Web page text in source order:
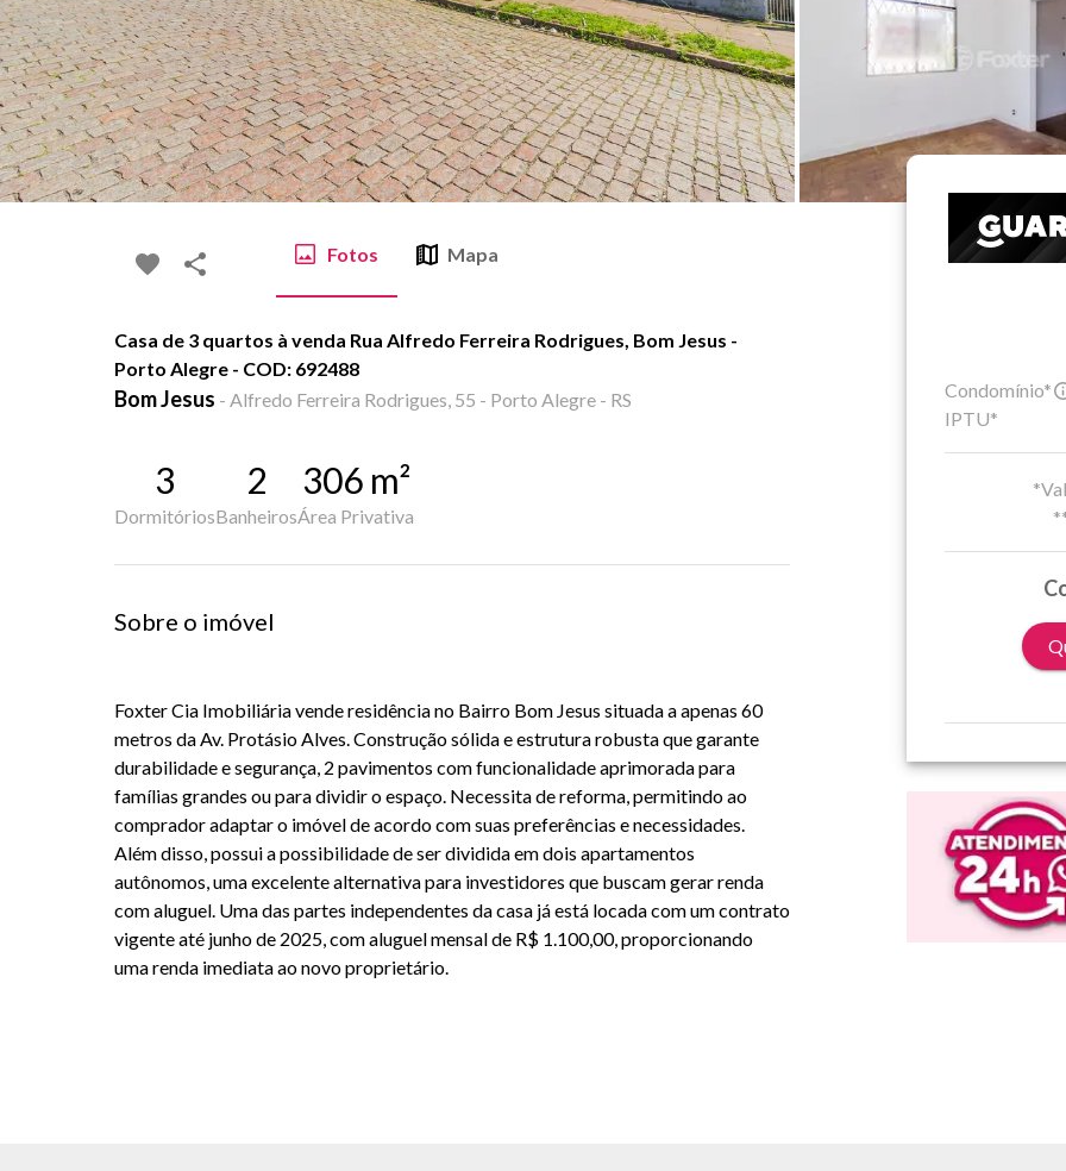
Fotos Mapa
Casa de 3 quartos à venda Rua Alfredo Ferreira Rodrigues, Bom Jesus -
Porto Alegre - COD: 692488
Bom Jesus - Alfredo Ferreira Rodrigues, 55 - Porto Alegre - RS
3
Dormitórios
2
Banheiros
306 m²
Área Privativa
Sobre o imóvel
Foxter Cia Imobiliária vende residência no Bairro Bom Jesus situada a apenas 60
metros da Av. Protásio Alves. Construção sólida e estrutura robusta que garante
durabilidade e segurança, 2 pavimentos com funcionalidade aprimorada para
famílias grandes ou para dividir o espaço. Necessita de reforma, permitindo ao
comprador adaptar o imóvel de acordo com suas preferências e necessidades.
Além disso, possui a possibilidade de ser dividida em dois apartamentos
autônomos, uma excelente alternativa para investidores que buscam gerar renda
com aluguel. Uma das partes independentes da casa já está locada com um contrato
vigente até junho de 2025, com aluguel mensal de R$ 1.100,00, proporcionando
uma renda imediata ao novo proprietário.
Condomínio*
IPTU*